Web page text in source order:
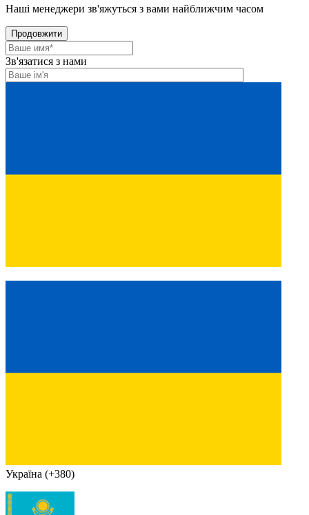
Наші менеджери зв'яжуться з вами найближчим часом
Продовжити
Зв'язатися з нами
Україна (+380)